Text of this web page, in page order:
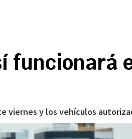
funcionará
viernes y los vehículos